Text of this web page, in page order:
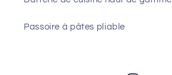
Passoire à pâtes pliable